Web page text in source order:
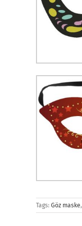
Tags: Göz maske,